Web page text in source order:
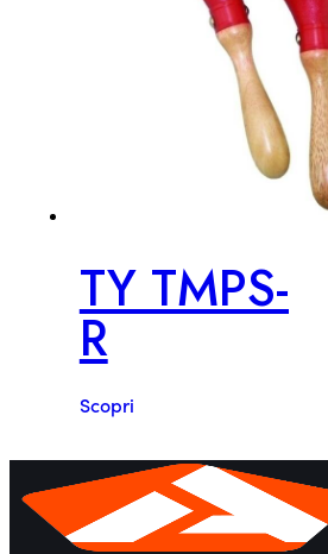
TY TMPS-
R
Scopri